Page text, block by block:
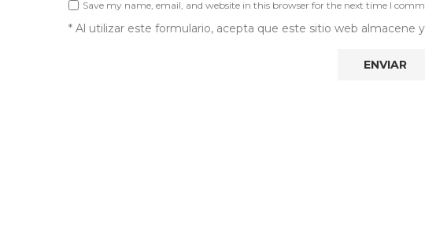
Save my name, email, and website in this browser for the next time I
* Al utilizar este formulario, acepta que este sitio web almacene